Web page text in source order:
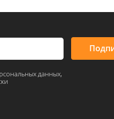
данных,